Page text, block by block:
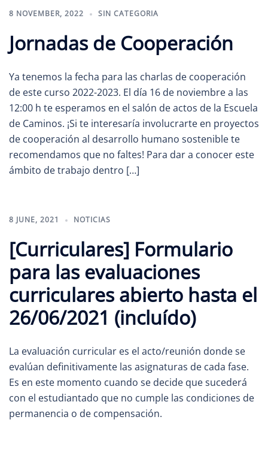
8 NOVEMBER, 2022 SIN CATEGORIA
Jornadas de Cooperación
Ya tenemos la fecha para las charlas de cooperación
de este curso 2022-2023. El día 16 de noviembre a las
12:00 h te esperamos en el salón de actos de la Escuela
de Caminos. ¡Si te interesaría involucrarte en proyectos
de cooperación al desarrollo humano sostenible te
recomendamos que no faltes! Para dar a conocer este
ámbito de trabajo dentro […]
8 JUNE, 2021 NOTICIAS
[Curriculares] Formulario
para las evaluaciones
curriculares abierto hasta el
26/06/2021 (incluído)
La evaluación curricular es el acto/reunión donde se
evalúan definitivamente las asignaturas de cada fase.
Es en este momento cuando se decide que sucederá
con el estudiantado que no cumple las condiciones de
permanencia o de compensación.